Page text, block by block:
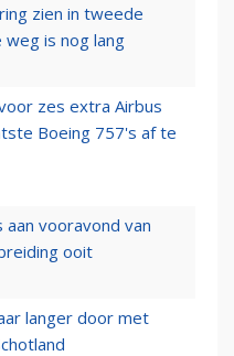
zien in tweede
weg is nog lang
zes extra Airbus
Boeing 757's af te
aan vooravond van
ooit
langer door met